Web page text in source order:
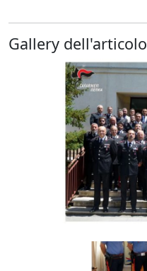
Gallery dell'articolo